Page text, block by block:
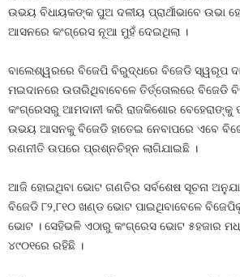
ଉଭୟ ବିଧାୟକଙ୍କ ପୁଅ ଦଳୀୟ ପ୍ରାର୍ଥୀଭାବେ ଉଭା
ଆସନରେ କଂଗ୍ରେସ ନୂଆ ମୁହଁ ଦେଇଥିଲା ।
ବାଲେଶ୍ୱରରେ ବିଜେପି ବିରୁଦ୍ଧରେ ବିଜେଡି ସ୍ୱରୂପ
ମଇଦାନରେ ଉତାରିଥିବାବେଳେ ତିର୍ତ୍ତୋଲରେ ବିଜେଡି
କଂଗ୍ରେସରୁ ଆମଦାନୀ କରି ରାଜକିଶୋର ବେହେରାଙ୍କୁ
ଉଭୟ ଆସନକୁ ବିଜେଡି ହାତେଇ ନେବାପରେ ଏବେ
ରଣନୀତି ଉପରେ ପ୍ରଶ୍ନଚିହ୍ନ ଲାଗିଯାଇଛି ।
ଆଜି ହୋଇଥିବା ଭୋଟ ଗଣତିର ସର୍ବଶେଷ ସୂଚନା
ବିଜେଡି ୮୨,୮୧୦ ଖଣ୍ଡ ଭୋଟ ପାଇଥିବାବେଳେ
ଭୋଟ । ସେହିଭଳି ଏଠାରୁ କଂଗ୍ରେସ ଭୋଟ ୫ହଜାର
୪୯୦୧ରେ ରହିଛି ।